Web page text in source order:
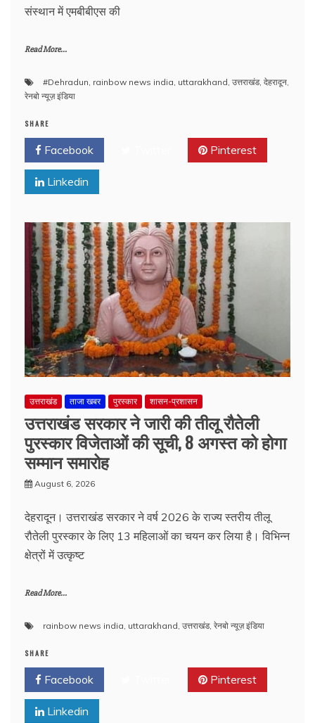
संस्थान में एमबीबीएस की
Read More...
#Dehradun, rainbow news india, uttarakhand, उत्तराखंड, देहरादून,
रेनबो न्यूज़ इंडिया
SHARE
Facebook Pinterest
Linkedin
उत्तराखंड ताजा खबर पुरस्कार शासन-प्रशासन
उत्तराखंड सरकार ने जारी की तीलू रौतेली
पुरस्कार विजेताओं की सूची, 8 अगस्त को होगा
सम्मान समारोह
August 6, 2026
देहरादून। उत्तराखंड सरकार ने वर्ष 2026 के राज्य स्तरीय तीलू
रौतेली पुरस्कार के लिए 13 महिलाओं का चयन कर लिया है। विभिन्न
क्षेत्रों में उत्कृष्ट
Read More...
rainbow news india, uttarakhand, उत्तराखंड, रेनबो न्यूज़ इंडिया
SHARE
Facebook Pinterest
Linkedin